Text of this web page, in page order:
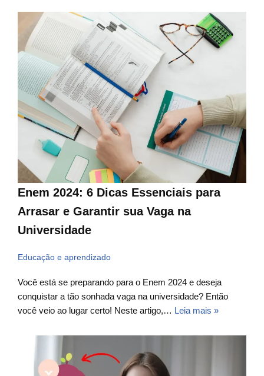
Enem 2024: 6 Dicas Essenciais para
Arrasar e Garantir sua Vaga na
Universidade
Educação e aprendizado
Você está se preparando para o Enem 2024 e deseja
conquistar a tão sonhada vaga na universidade? Então
você veio ao lugar certo! Neste artigo,… Leia mais »